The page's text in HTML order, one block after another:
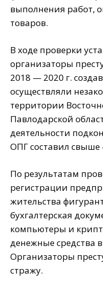
выполнения работ,
товаров.
В ходе проверки
организаторы
2018 — 2020 г.
осуществляли
территории
Павлодарской
деятельности
ОПГ составил свыше
По результатам
регистрации
жительства
бухгалтерская
компьютеры и
денежные средства
Организаторы
стражу.